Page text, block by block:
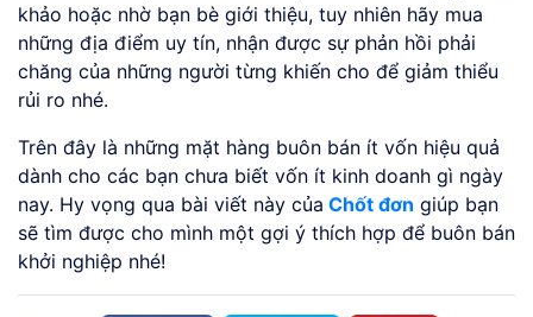
khảo hoặc nhờ bạn bè giới thiệu, tuy nhiên hãy mua
những địa điểm uy tín, nhận được sự phản hồi phải
chăng của những người từng khiến cho để giảm thiểu
rủi ro nhé.
Trên đây là những mặt hàng buôn bán ít vốn hiệu quả
dành cho các bạn chưa biết vốn ít kinh doanh gì ngày
nay. Hy vọng qua bài viết này của Chốt đơn giúp bạn
sẽ tìm được cho mình một gợi ý thích hợp để buôn bán
khởi nghiệp nhé!